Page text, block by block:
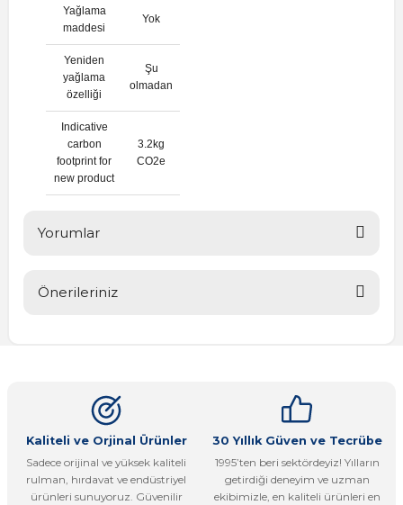
Yağlama
maddesi
Yok
Yeniden
yağlama
özelliği
Şu
olmadan
Indicative
carbon
footprint for
new product
3.2kg
CO2e
Yorumlar
Önerileriniz
Görüş ve önerileriniz için teşekkür ederiz.
Ürün resmi kalitesiz, bozuk veya görüntülenemiyor.
Ürün açıklamasında eksik bilgiler bulunuyor.
Ürün bilgilerinde hatalar bulunuyor.
Kaliteli ve Orjinal Ürünler
Sadece orijinal ve yüksek kaliteli
rulman, hırdavat ve endüstriyel
ürünleri sunuyoruz. Güvenilir
30 Yıllık Güven ve Tecrübe
1995’ten beri sektördeyiz! Yılların
getirdiği deneyim ve uzman
ekibimizle, en kaliteli ürünleri en